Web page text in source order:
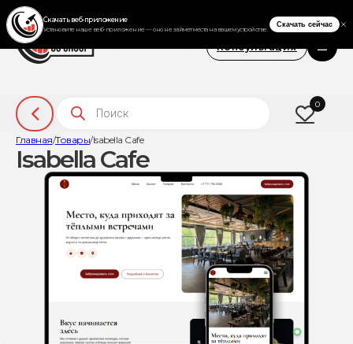
Консультация
0
Главная/Товары/Isabella Cafe
Isabella Cafe